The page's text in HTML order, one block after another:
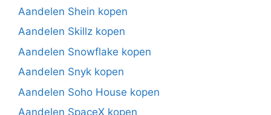
Aandelen Shein kopen
Aandelen Skillz kopen
Aandelen Snowflake kopen
Aandelen Snyk kopen
Aandelen Soho House kopen
Aandelen SpaceX kopen